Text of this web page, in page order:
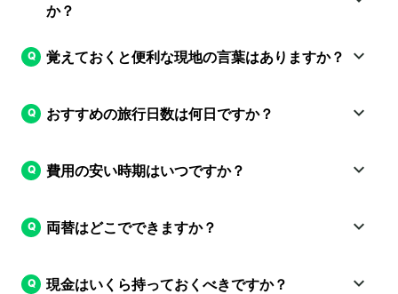
か？
覚えておくと便利な現地の言葉はありますか？
おすすめの旅行日数は何日ですか？
費用の安い時期はいつですか？
両替はどこでできますか？
現金はいくら持っておくべきですか？